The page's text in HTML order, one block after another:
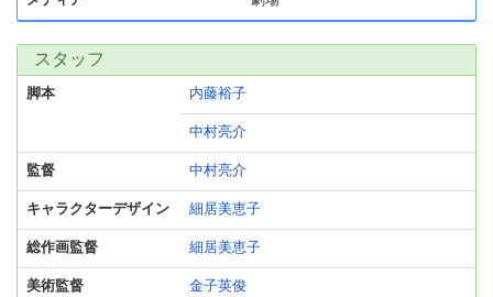
スタッフ
脚本 内藤裕子
中村亮介
監督 中村亮介
キャラクターデザイン 細居美恵子
総作画監督 細居美恵子
美術監督 金子英俊